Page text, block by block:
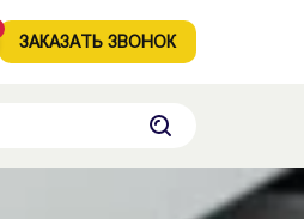
ЗАКАЗАТЬ ЗВОНОК